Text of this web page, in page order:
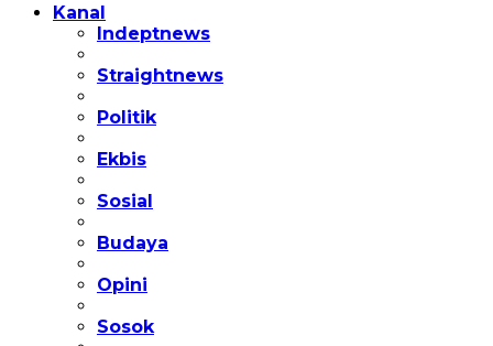
Kanal
Indeptnews
Straightnews
Politik
Ekbis
Sosial
Budaya
Opini
Sosok